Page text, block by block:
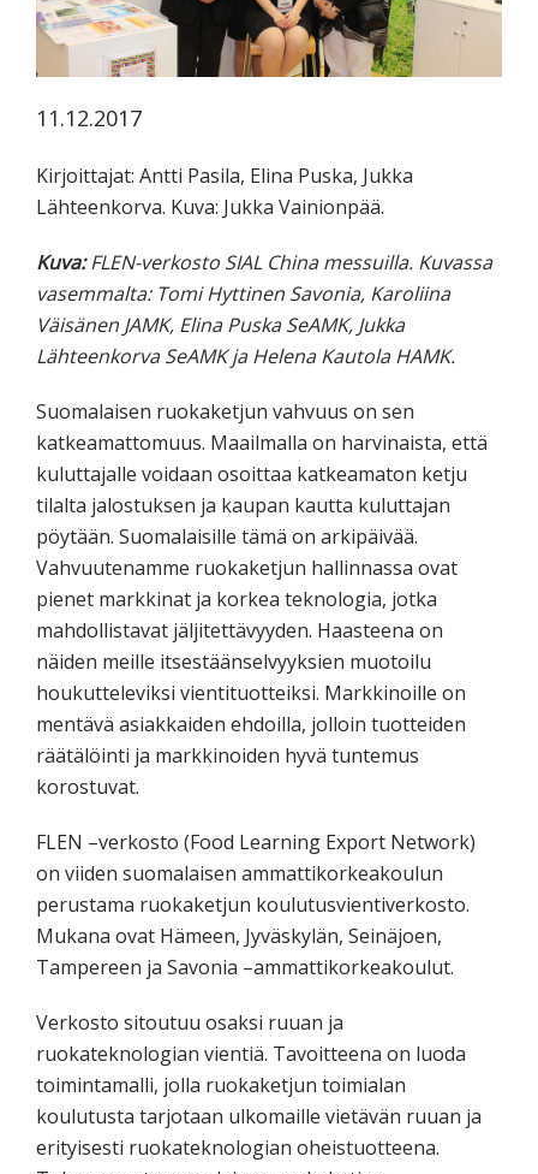
11.12.2017
Kirjoittajat: Antti Pasila, Elina Puska, Jukka
Lähteenkorva. Kuva: Jukka Vainionpää.
Kuva:FLEN-verkosto SIAL China messuilla. Kuvassa
vasemmalta: Tomi Hyttinen Savonia, Karoliina
Väisänen JAMK, Elina Puska SeAMK, Jukka
Lähteenkorva SeAMK ja Helena Kautola HAMK.
Suomalaisen ruokaketjun vahvuus on sen
katkeamattomuus. Maailmalla on harvinaista, että
kuluttajalle voidaan osoittaa katkeamaton ketju
tilalta jalostuksen ja kaupan kautta kuluttajan
pöytään. Suomalaisille tämä on arkipäivää.
Vahvuutenamme ruokaketjun hallinnassa ovat
pienet markkinat ja korkea teknologia, jotka
mahdollistavat jäljitettävyyden. Haasteena on
näiden meille itsestäänselvyyksien muotoilu
houkutteleviksi vientituotteiksi. Markkinoille on
mentävä asiakkaiden ehdoilla, jolloin tuotteiden
räätälöinti ja markkinoiden hyvä tuntemus
korostuvat.
FLEN –verkosto (Food Learning Export Network)
on viiden suomalaisen ammattikorkeakoulun
perustama ruokaketjun koulutusvientiverkosto.
Mukana ovat Hämeen, Jyväskylän, Seinäjoen,
Tampereen ja Savonia –ammattikorkeakoulut.
Verkosto sitoutuu osaksi ruuan ja
ruokateknologian vientiä. Tavoitteena on luoda
toimintamalli, jolla ruokaketjun toimialan
koulutusta tarjotaan ulkomaille vietävän ruuan ja
erityisesti ruokateknologian oheistuotteena.